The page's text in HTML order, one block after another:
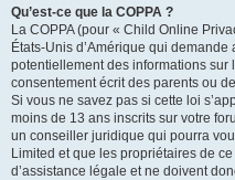
Qu’est-ce que la COPPA ?
La COPPA (pour « Child Online
États-Unis d’Amérique qui
potentiellement des informations sur
consentement écrit des parents ou
Si vous ne savez pas si cette loi
moins de 13 ans inscrits sur votre
un conseiller juridique qui pourra
Limited et que les propriétaires de
d’assistance légale et ne doivent